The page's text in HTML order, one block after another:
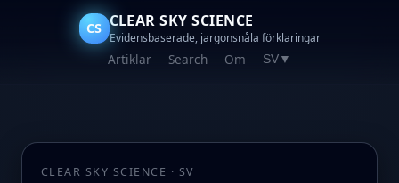
CS CLEAR SKY SCIENCE
Evidensbaserade, jargonsnåla förklaringar
Artiklar Search Om SV ▼
CLEAR SKY SCIENCE · SV